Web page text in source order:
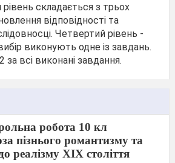
рівень складається з трьох
відповідності та
Четвертий рівень -
виконують одне із завдань.
за всі виконані завдання.
робота 10 кл
пізнього романтизму та
реалізму ХІХ століття